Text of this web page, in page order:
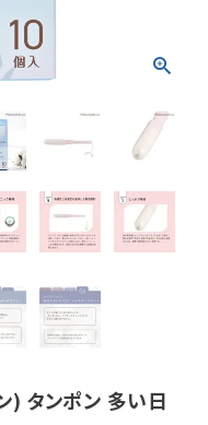
タンポン 多い日